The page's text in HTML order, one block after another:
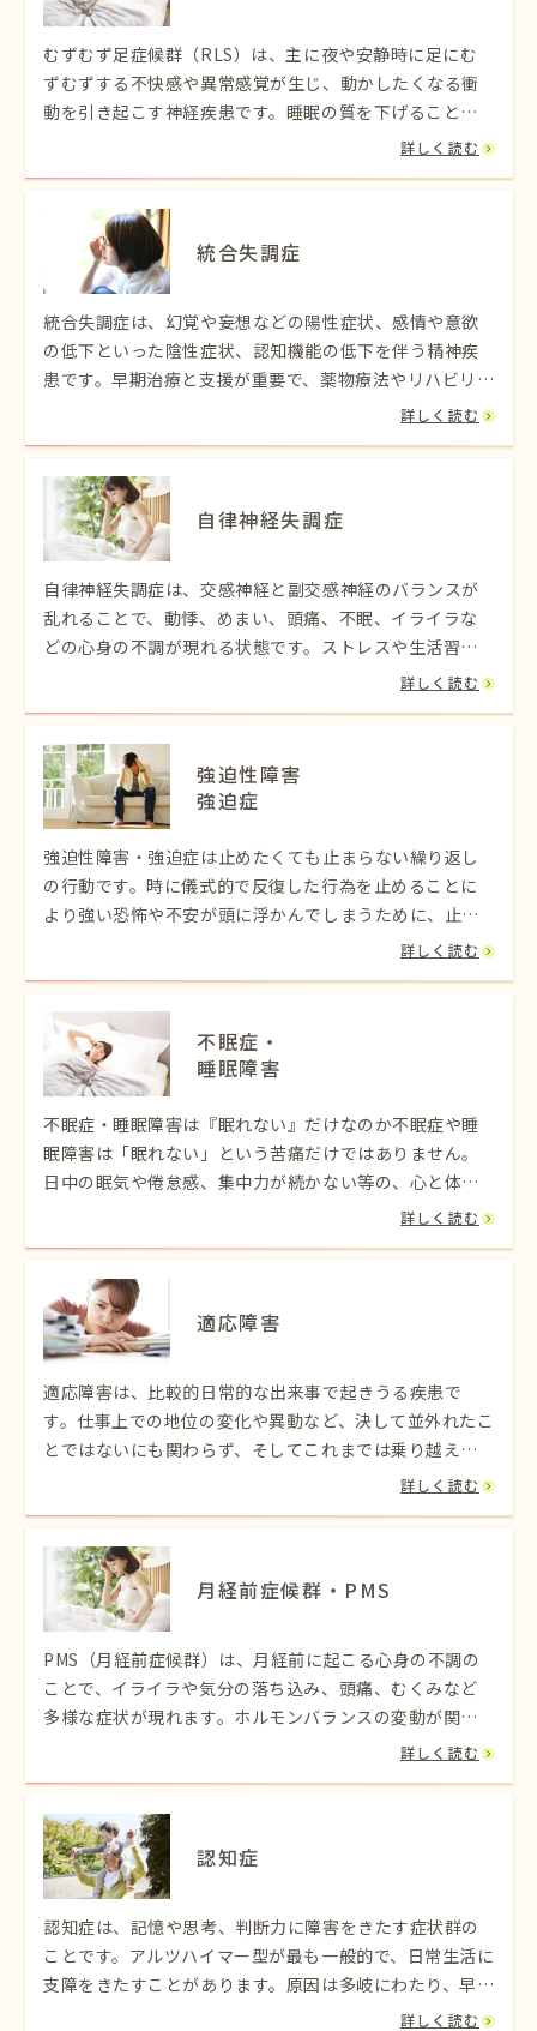
むずむず足症候群（RLS）は、主に夜や安静時に足にむ
ずむずする不快感や異常感覚が生じ、動かしたくなる衝
動を引き起こす神経疾患です。睡眠の質を下げることが
多く、鉄不足やドーパミン異常が関与するとされていま
詳しく読む
統合失調症
統合失調症は、幻覚や妄想などの陽性症状、感情や意欲
の低下といった陰性症状、認知機能の低下を伴う精神疾
患です。早期治療と支援が重要で、薬物療法やリハビリを
詳しく読む
自律神経失調症
自律神経失調症は、交感神経と副交感神経のバランスが
乱れることで、動悸、めまい、頭痛、不眠、イライラな
どの心身の不調が現れる状態です。ストレスや生活習慣
詳しく読む
強迫性障害
強迫症
強迫性障害・強迫症は止めたくても止まらない繰り返し
の行動です。時に儀式的で反復した行為を止めることに
より強い恐怖や不安が頭に浮かんでしまうために、止め
たくても行動が止まらないのが、強迫性障害・強迫症の
詳しく読む
不眠症・
睡眠障害
不眠症・睡眠障害は『眠れない』だけなのか不眠症や睡
眠障害は「眠れない」という苦痛だけではありません。
日中の眠気や倦怠感、集中力が続かない等の、心と体に
様々な影響を及ぼしてしまうのです。不眠症が継続して
詳しく読む
適応障害
適応障害は、比較的日常的な出来事で起きうる疾患で
す。仕事上での地位の変化や異動など、決して並外れたこ
とではないにも関わらず、そしてこれまでは乗り越えら
れていたものも、不安や抑うつ症状などの感情や行動面
詳しく読む
月経前症候群・PMS
PMS（月経前症候群）は、月経前に起こる心身の不調の
ことで、イライラや気分の落ち込み、頭痛、むくみなど
多様な症状が現れます。ホルモンバランスの変動が関与
しており、生活習慣改善や治療で緩和できます。詳しく読む
認知症
認知症は、記憶や思考、判断力に障害をきたす症状群の
ことです。アルツハイマー型が最も一般的で、日常生活に
支障をきたすことがあります。原因は多岐にわたり、早期
詳しく読む